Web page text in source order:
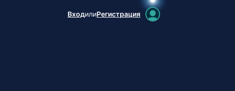
ВходилиРегистрация